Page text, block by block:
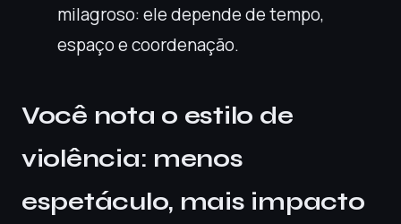
milagroso: ele depende de tempo,
espaço e coordenação.
Você nota o estilo de
violência: menos
espetáculo, mais impacto